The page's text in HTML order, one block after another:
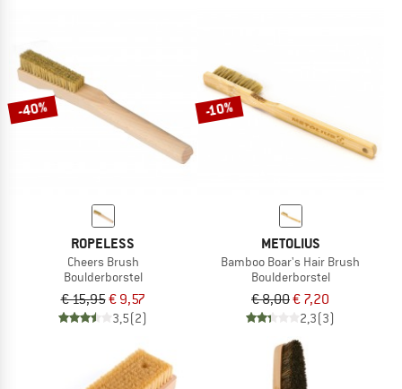
-40%
ROPELESS
Cheers Brush
Boulderborstel
€ 15,95€ 9,57
3,5(2)
-10%
METOLIUS
Bamboo Boar's Hair Brush
Boulderborstel
€ 8,00€ 7,20
2,3(3)